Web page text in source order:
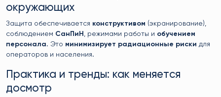
окружающих
Защита обеспечивается конструктивом (экранирование),
соблюдением СанПиН , режимами работы и обучением
персонала. Это минимизирует радиационные риски для
операторов и населения.
Практика и тренды: как меняется
досмотр